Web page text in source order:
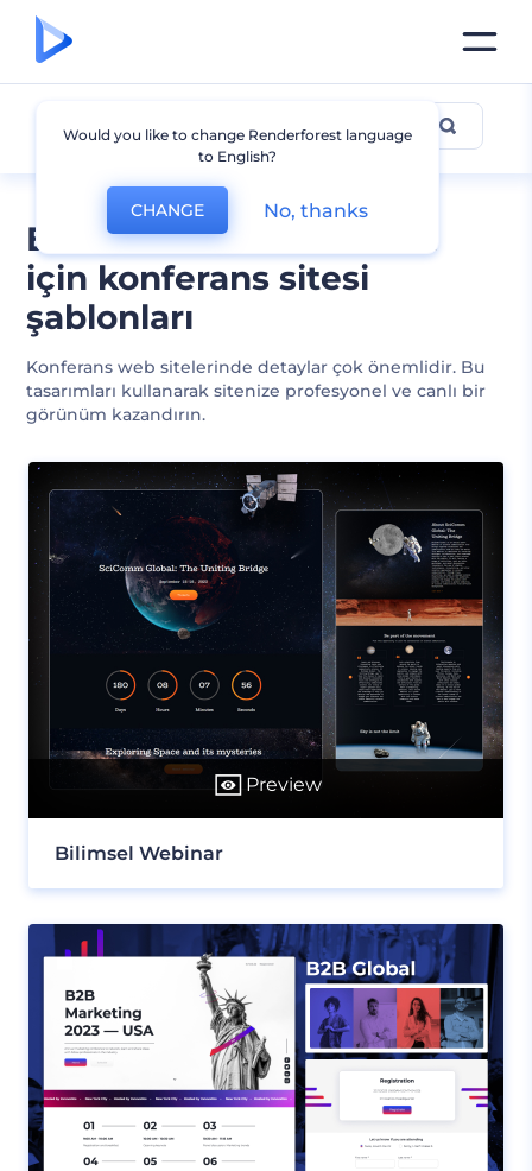
Etkinliklerinizi tanıtmak
için konferans sitesi
şablonları
Konferans web sitelerinde detaylar çok önemlidir. Bu
tasarımları kullanarak sitenize profesyonel ve canlı bir
görünüm kazandırın.
Konferans
Preview
Bilimsel Webinar
Would you like to change Renderforest language
to English?
CHANGE No, thanks